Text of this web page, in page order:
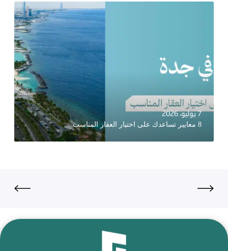
7 يوليو، 2026
8 معايير تساعدك على اختيار العقار المناسب